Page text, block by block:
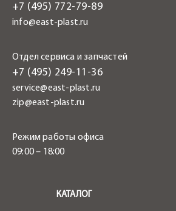
+7 (495) 772-79-89
info@east-plast.ru
Отдел сервиса и запчастей
+7 (495) 249-11-36
service@east-plast.ru
zip@east-plast.ru
Режим работы офиса
09:00 – 18:00
КАТАЛОГ